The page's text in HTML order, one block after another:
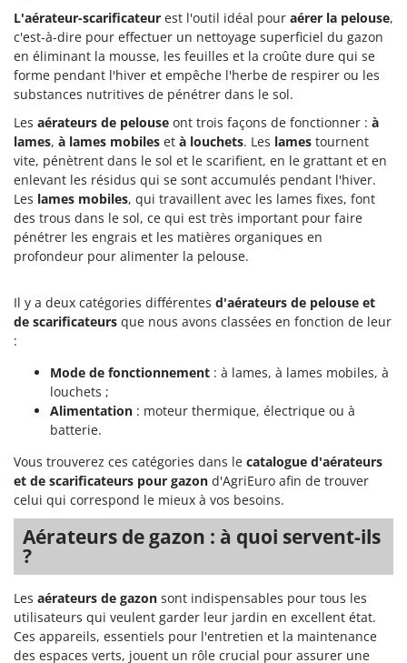
L'aérateur-scarificateur est l'outil idéal pour aérer la pelouse,
c'est-à-dire pour effectuer un nettoyage superficiel du gazon
en éliminant la mousse, les feuilles et la croûte dure qui se
forme pendant l'hiver et empêche l'herbe de respirer ou les
substances nutritives de pénétrer dans le sol.
Les aérateurs de pelouse ont trois façons de fonctionner : à
lames, à lames mobiles et à louchets. Les lames tournent
vite, pénètrent dans le sol et le scarifient, en le grattant et en
enlevant les résidus qui se sont accumulés pendant l'hiver.
Les lames mobiles, qui travaillent avec les lames fixes, font
des trous dans le sol, ce qui est très important pour faire
pénétrer les engrais et les matières organiques en
profondeur pour alimenter la pelouse.
Il y a deux catégories différentes d'aérateurs de pelouse et
de scarificateurs que nous avons classées en fonction de leur
:
Mode de fonctionnement : à lames, à lames mobiles, à
louchets ;
Alimentation : moteur thermique, électrique ou à
batterie.
Vous trouverez ces catégories dans le catalogue d'aérateurs
et de scarificateurs pour gazon d'AgriEuro afin de trouver
celui qui correspond le mieux à vos besoins.
Aérateurs de gazon : à quoi servent-ils
?
Les aérateurs de gazon sont indispensables pour tous les
utilisateurs qui veulent garder leur jardin en excellent état.
Ces appareils, essentiels pour l'entretien et la maintenance
des espaces verts, jouent un rôle crucial pour assurer une